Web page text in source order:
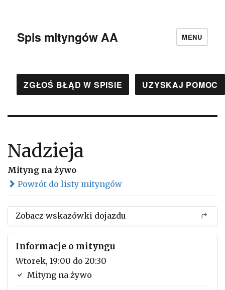
Spis mityngów AA MENU
ZGŁOŚ BŁĄD W SPISIE UZYSKAJ POMOC
Nadzieja
Mityng na żywo
Powrót do listy mityngów
Zobacz wskazówki dojazdu
Informacje o mityngu
Wtorek, 19:00 do 20:30
Mityng na żywo